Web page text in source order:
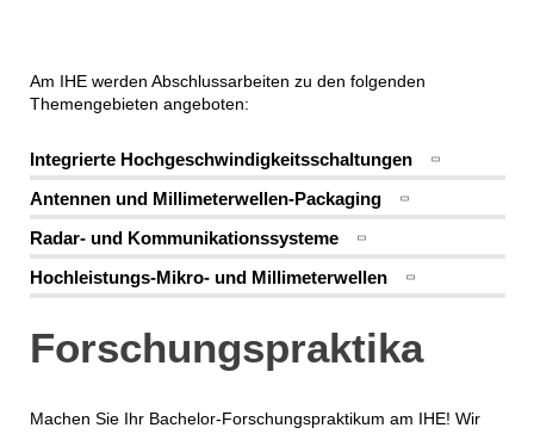
Am IHE werden Abschlussarbeiten zu den folgenden
Themengebieten angeboten:
Integrierte Hochgeschwindigkeitsschaltungen
Antennen und Millimeterwellen-Packaging
Radar- und Kommunikationssysteme
Hochleistungs-Mikro- und Millimeterwellen
Forschungspraktika
Machen Sie Ihr Bachelor-Forschungspraktikum am IHE! Wir